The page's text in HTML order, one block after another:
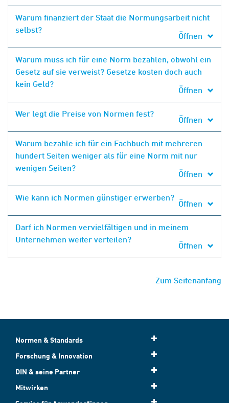
Warum finanziert der Staat die Normungsarbeit nicht
selbst?
Öffnen
Warum muss ich für eine Norm bezahlen, obwohl ein
Gesetz auf sie verweist? Gesetze kosten doch auch
kein Geld?
Öffnen
Wer legt die Preise von Normen fest?
Öffnen
Warum bezahle ich für ein Fachbuch mit mehreren
hundert Seiten weniger als für eine Norm mit nur
wenigen Seiten?
Öffnen
Wie kann ich Normen günstiger erwerben?
Öffnen
Darf ich Normen vervielfältigen und in meinem
Unternehmen weiter verteilen?
Öffnen
Zum Seitenanfang
Normen & Standards
Forschung & Innovation
DIN & seine Partner
Mitwirken